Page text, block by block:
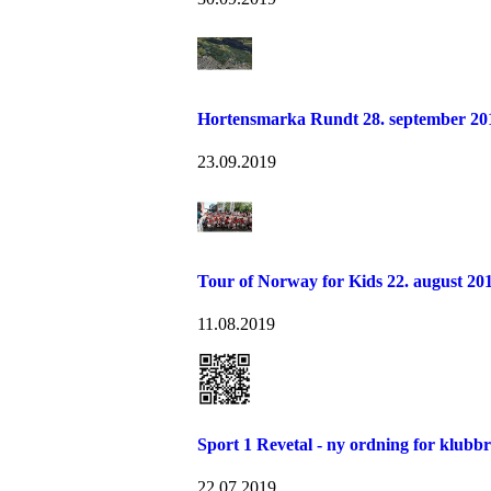
Hortensmarka Rundt 28. september
23.09.2019
Tour of Norway for Kids 22. august
11.08.2019
Sport 1 Revetal - ny ordning for
22.07.2019